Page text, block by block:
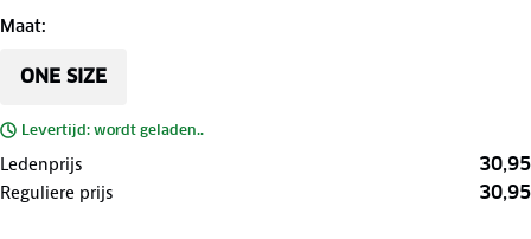
Maat:
ONE SIZE
Levertijd: wordt geladen..
Ledenprijs 30,95
Reguliere prijs 30,95